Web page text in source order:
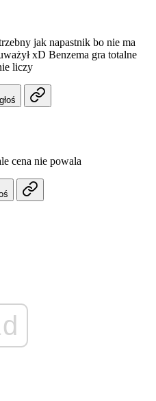
jak napastnik bo nie ma
xD Benzema gra totalne
liczy
cena nie powala